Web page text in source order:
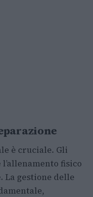
è cruciale. Gli
fisico
La gestione delle